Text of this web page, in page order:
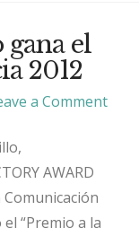
el
2012
a Comment
AWARD
“Premio a la